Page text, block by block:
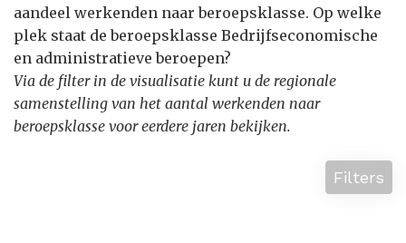
aandeel werkenden naar beroepsklasse. Op welke
plek staat de beroepsklasse Bedrijfseconomische
en administratieve beroepen?
Via de filter in de visualisatie kunt u de regionale
samenstelling van het aantal werkenden naar
beroepsklasse voor eerdere jaren bekijken.
Filters